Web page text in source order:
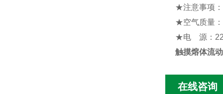
★注意事项 ：
★空气质量：
★电 源：
触摸熔体流
在线咨询